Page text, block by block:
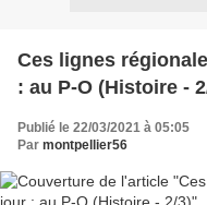
Ces lignes
: au P-O (Histoire -
Publié le 22/03/2021 à 05:05
Par montpellier56